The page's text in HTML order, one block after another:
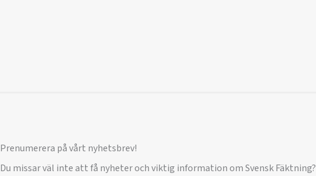
Prenumerera på vårt nyhetsbrev!
Du missar väl inte att få nyheter och viktig information om Svensk Fäktning?